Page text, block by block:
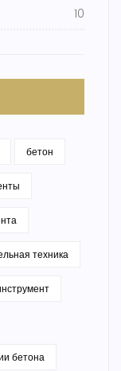
10
бетон
техника
бетона